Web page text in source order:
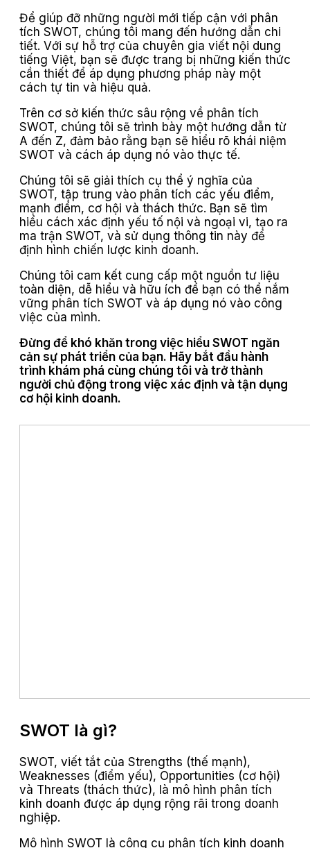
Để giúp đỡ những người mới tiếp cận với phân
tích SWOT, chúng tôi mang đến hướng dẫn chi
tiết. Với sự hỗ trợ của chuyên gia viết nội dung
tiếng Việt, bạn sẽ được trang bị những kiến thức
cần thiết để áp dụng phương pháp này một
cách tự tin và hiệu quả.
Trên cơ sở kiến thức sâu rộng về phân tích
SWOT, chúng tôi sẽ trình bày một hướng dẫn từ
A đến Z, đảm bảo rằng bạn sẽ hiểu rõ khái niệm
SWOT và cách áp dụng nó vào thực tế.
Chúng tôi sẽ giải thích cụ thể ý nghĩa của
SWOT, tập trung vào phân tích các yếu điểm,
mạnh điểm, cơ hội và thách thức. Bạn sẽ tìm
hiểu cách xác định yếu tố nội và ngoại vi, tạo ra
ma trận SWOT, và sử dụng thông tin này để
định hình chiến lược kinh doanh.
Chúng tôi cam kết cung cấp một nguồn tư liệu
toàn diện, dễ hiểu và hữu ích để bạn có thể nắm
vững phân tích SWOT và áp dụng nó vào công
việc của mình.
Đừng để khó khăn trong việc hiểu SWOT ngăn
cản sự phát triển của bạn. Hãy bắt đầu hành
trình khám phá cùng chúng tôi và trở thành
người chủ động trong việc xác định và tận dụng
cơ hội kinh doanh.
SWOT là gì?
SWOT, viết tắt của Strengths (thế mạnh),
Weaknesses (điểm yếu), Opportunities (cơ hội)
và Threats (thách thức), là mô hình phân tích
kinh doanh được áp dụng rộng rãi trong doanh
nghiệp.
Mô hình SWOT là công cụ phân tích kinh doanh